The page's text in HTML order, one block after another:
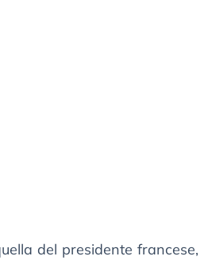
del presidente francese,